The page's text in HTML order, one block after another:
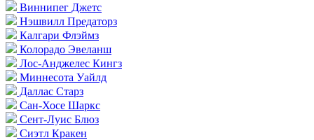
Виннипег Джетс
Нэшвилл Предаторз
Калгари Флэймз
Колорадо Эвеланш
Лос-Анджелес Кингз
Миннесота Уайлд
Даллас Старз
Сан-Хосе Шаркс
Сент-Луис Блюз
Сиэтл Кракен